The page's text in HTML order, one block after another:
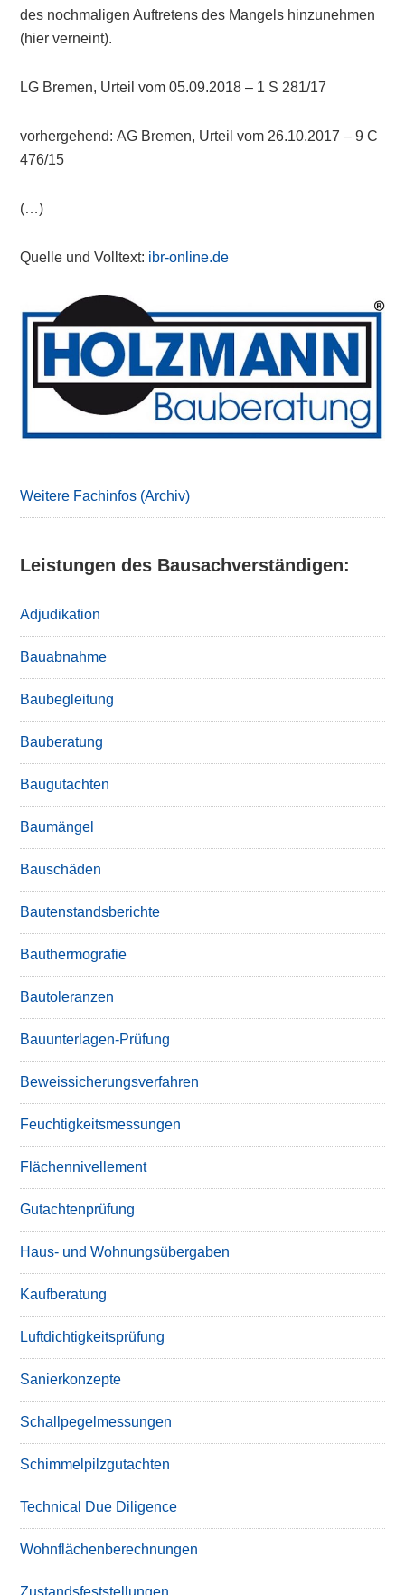
des nochmaligen Auftretens des Mangels hinzunehmen
(hier verneint).
LG Bremen, Urteil vom 05.09.2018 – 1 S 281/17
vorhergehend: AG Bremen, Urteil vom 26.10.2017 – 9 C
476/15
(…)
Quelle und Volltext: ibr-online.de
Primary
Sidebar
Weitere Fachinfos (Archiv)
Leistungen des Bausachverständigen:
Adjudikation
Bauabnahme
Baubegleitung
Bauberatung
Baugutachten
Baumängel
Bauschäden
Bautenstandsberichte
Bauthermografie
Bautoleranzen
Bauunterlagen-Prüfung
Beweissicherungsverfahren
Feuchtigkeitsmessungen
Flächennivellement
Gutachtenprüfung
Haus- und Wohnungsübergaben
Kaufberatung
Luftdichtigkeitsprüfung
Sanierkonzepte
Schallpegelmessungen
Schimmelpilzgutachten
Technical Due Diligence
Wohnflächenberechnungen